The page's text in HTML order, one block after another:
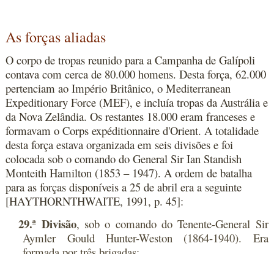
As forças aliadas
O corpo de tropas reunido para a Campanha de Galípoli
contava com cerca de 80.000 homens. Desta força, 62.000
pertenciam ao Império Britânico, o Mediterranean
Expeditionary Force (MEF), e incluía tropas da Austrália e
da Nova Zelândia. Os restantes 18.000 eram franceses e
formavam o Corps expéditionnaire d'Orient. A totalidade
desta força estava organizada em seis divisões e foi
colocada sob o comando do General Sir Ian Standish
Monteith Hamilton (1853 – 1947). A ordem de batalha
para as forças disponíveis a 25 de abril era a seguinte
[HAYTHORNTHWAITE, 1991, p. 45]:
29.ª Divisão, sob o comando do Tenente-General Sir
Aymler Gould Hunter-Weston (1864-1940). Era